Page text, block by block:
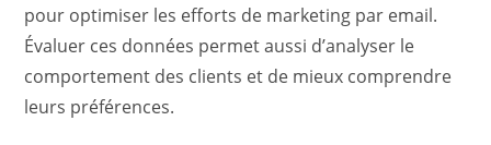
pour optimiser les efforts de marketing par email.
Évaluer ces données permet aussi d’analyser le
comportement des clients et de mieux comprendre
leurs préférences.